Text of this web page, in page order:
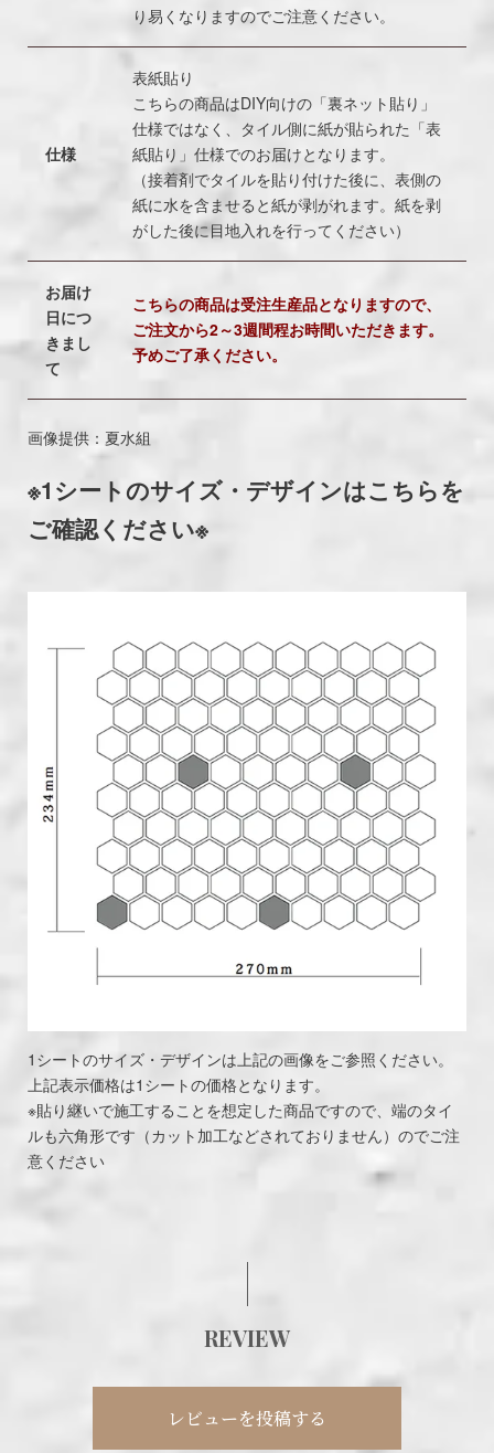
り易くなりますのでご注意ください。
仕様
表紙貼り
こちらの商品はDIY向けの「裏ネット貼り」
仕様ではなく、タイル側に紙が貼られた「表
紙貼り」仕様でのお届けとなります。
（接着剤でタイルを貼り付けた後に、表側の
紙に水を含ませると紙が剥がれます。紙を剥
がした後に目地入れを行ってください）
お届け
日につ
きまし
て
こちらの商品は受注生産品となりますので、
ご注文から2～3週間程お時間いただきます。
予めご了承ください。
画像提供：夏水組
※1シートのサイズ・デザインはこちらを
ご確認ください※
1シートのサイズ・デザインは上記の画像をご参照ください。
上記表示価格は1シートの価格となります。
※貼り継いで施工することを想定した商品ですので、端のタイ
ルも六角形です（カット加工などされておりません）のでご注
意ください
REVIEW
レビューを投稿する